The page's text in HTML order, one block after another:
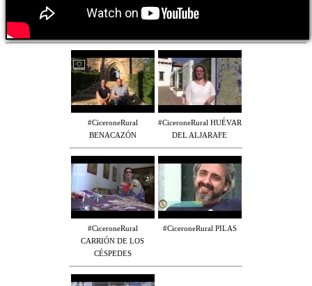
#CiceroneRural
BENACAZÓN
#CiceroneRural HUÉVAR
DEL ALJARAFE
#CiceroneRural
CARRIÓN DE LOS
CÉSPEDES
#CiceroneRural PILAS